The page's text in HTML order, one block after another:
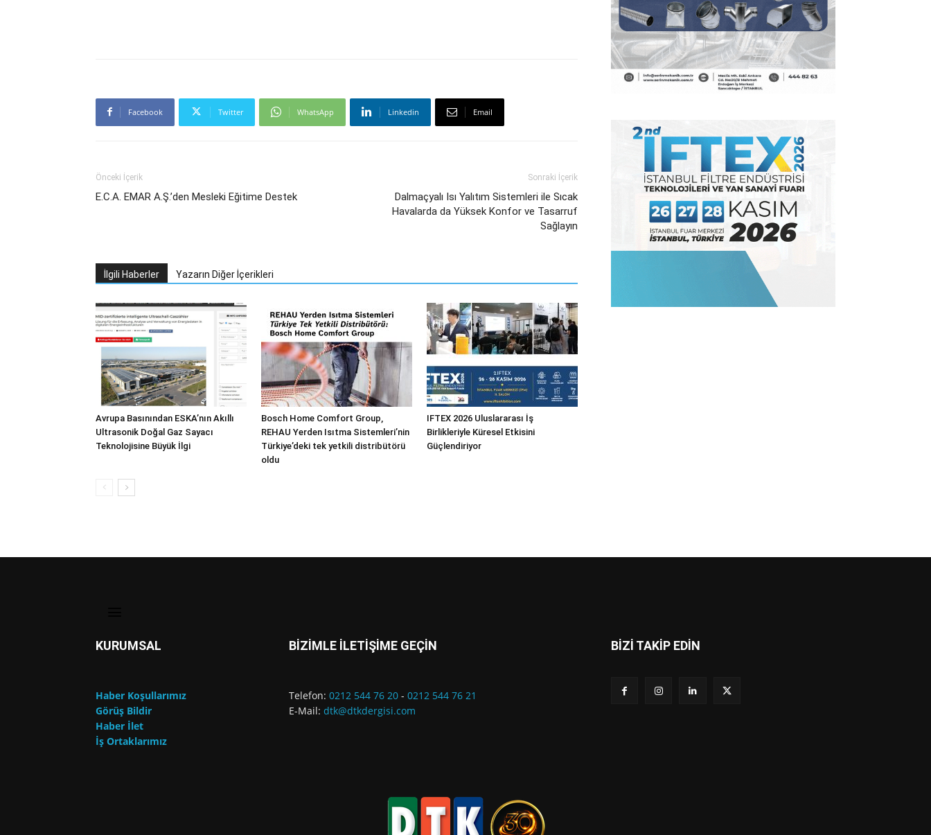
Facebook Twitter WhatsApp Linkedin Email
Önceki İçerik
E.C.A. EMAR A.Ş.’den Mesleki Eğitime Destek
Sonraki İçerik
Dalmaçyalı Isı Yalıtım Sistemleri ile Sıcak
Havalarda da Yüksek Konfor ve Tasarruf
Sağlayın
İlgili Haberler Yazarın Diğer İçerikleri
Avrupa Basınından ESKA’nın Akıllı
Ultrasonik Doğal Gaz Sayacı
Teknolojisine Büyük İlgi
Bosch Home Comfort Group,
REHAU Yerden Isıtma Sistemleri’nin
Türkiye’deki tek yetkili distribütörü
oldu
IFTEX 2026 Uluslararası İş
Birlikleriyle Küresel Etkisini
Güçlendiriyor
KURUMSAL
Haber Koşullarımız
Görüş Bildir
Haber İlet
İş Ortaklarımız
BİZİMLE İLETİŞİME GEÇİN
Telefon: 0212 544 76 20 - 0212 544 76 21
E-Mail: dtk@dtkdergisi.com
BİZİ TAKİP EDİN